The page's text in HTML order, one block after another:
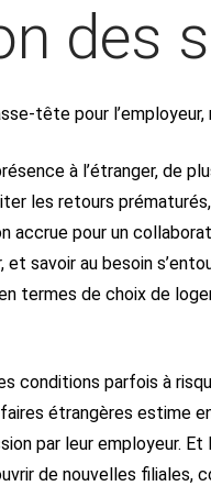
des
tête pour
à l’étranger, de
les retours
accrue pour un
savoir au besoin
termes de choix de
conditions parfois à
étrangères estime
par leur employeur.
de nouvelles filiales,